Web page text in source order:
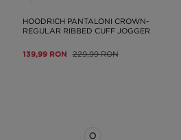
HOODRICH PANTALONI CROWN-
REGULAR RIBBED CUFF JOGGER
139,99 RON 229,99 RON